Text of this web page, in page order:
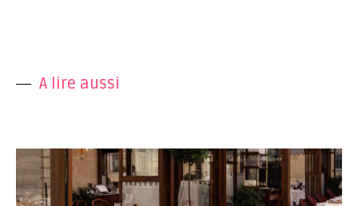
A lire aussi